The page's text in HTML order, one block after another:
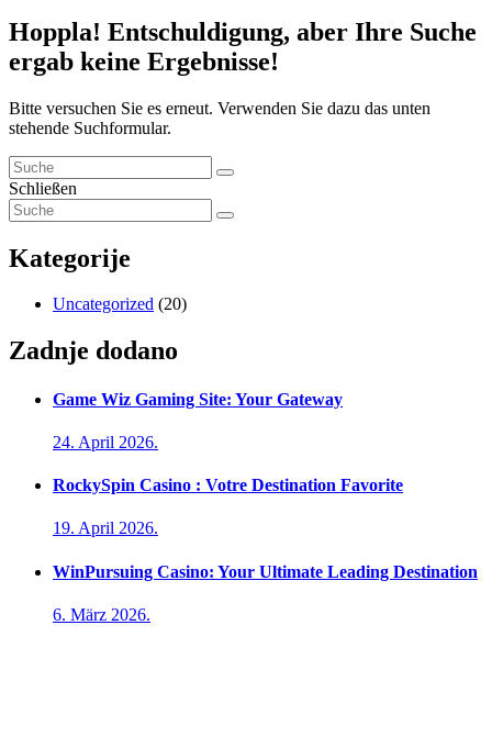
Hoppla! Entschuldigung, aber Ihre Suche
ergab keine Ergebnisse!
Bitte versuchen Sie es erneut. Verwenden Sie dazu das unten
stehende Suchformular.
Schließen
Kategorije
Uncategorized (20)
Zadnje dodano
Game Wiz Gaming Site: Your Gateway
24. April 2026.
RockySpin Casino : Votre Destination Favorite
19. April 2026.
WinPursuing Casino: Your Ultimate Leading Destination
6. März 2026.